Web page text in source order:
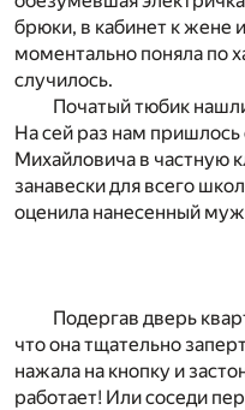
брюки, в кабинет к жене
моментально поняла по
случилось.
Початый тюбик
На сей раз нам
Михайловича в частную
занавески для всего
оценила нанесенный
Подергав дверь
что она тщательно
нажала на кнопку и
работает! Или соседи